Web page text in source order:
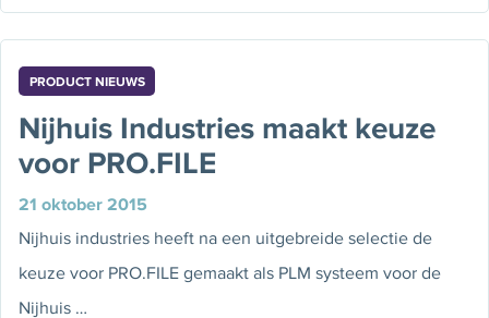
PRODUCT NIEUWS
Nijhuis Industries maakt keuze
voor PRO.FILE
21 oktober 2015
Nijhuis industries heeft na een uitgebreide selectie de
keuze voor PRO.FILE gemaakt als PLM systeem voor de
Nijhuis …